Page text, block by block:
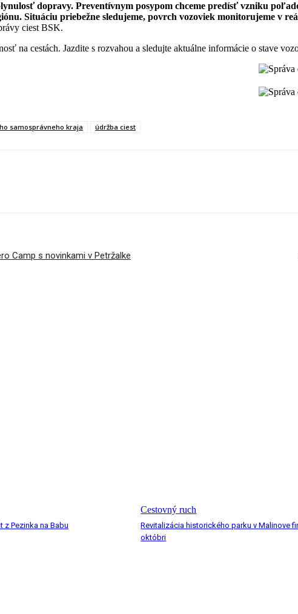
dopravy. Preventívnym posypom chceme predísť vzniku
Situáciu priebežne sledujeme, povrch vozoviek monitorujeme v
ciest BSK.
na cestách. Jazdite s rozvahou a sledujte aktuálne informácie o stave
samosprávneho kraja údržba ciest
Camp s novinkami v Petržalke
z Pezinka na Babu
Cestovný ruch
Revitalizácia historického parku v Malinove
októbri